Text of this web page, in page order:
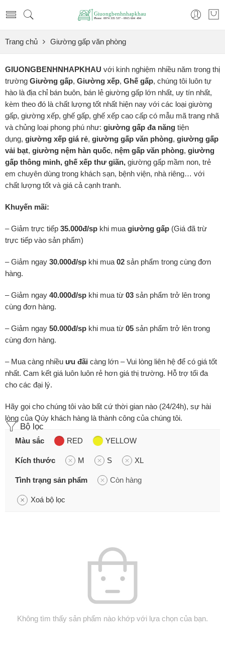
Trang chủ Giường gấp văn phòng
GIUONGBENHNHAPKHAU với kinh nghiệm nhiều năm trong thị
trường Giường gấp, Giường xếp, Ghế gấp, chúng tôi luôn tự
hào là địa chỉ bán buôn, bán lẻ giường gấp lớn nhất, uy tín nhất,
kèm theo đó là chất lượng tốt nhất hiện nay với các loại giường
gấp, giường xếp, ghế gấp, ghế xếp cao cấp có mẫu mã trang nhã
và chủng loại phong phú như: giường gấp đa năng tiện
dụng, giường xếp giá rẻ, giường gấp văn phòng, giường gấp
vải bạt, giường nệm hàn quốc, nệm gấp văn phòng, giường
gấp thông minh, ghế xếp thư giãn, giường gấp mầm non, trẻ
em chuyên dùng trong khách sạn, bệnh viện, nhà riêng… với
chất lượng tốt và giá cả cạnh tranh.
Khuyến mãi:
– Giảm trực tiếp 35.000đ/sp khi mua giường gấp (Giá đã trừ
trực tiếp vào sản phẩm)
– Giảm ngay 30.000đ/sp khi mua 02 sản phẩm trong cùng đơn
hàng.
– Giảm ngay 40.000đ/sp khi mua từ 03 sản phẩm trở lên trong
cùng đơn hàng.
– Giảm ngay 50.000đ/sp khi mua từ 05 sản phẩm trở lên trong
cùng đơn hàng.
– Mua càng nhiều ưu đãi càng lớn – Vui lòng liên hệ để có giá tốt
nhất. Cam kết giá luôn luôn rẻ hơn giá thị trường. Hỗ trợ tối đa
cho các đại lý.
Hãy gọi cho chúng tôi vào bất cứ thời gian nào (24/24h), sự hài
lòng của Qúy khách hàng là thành công của chúng tôi.
Bộ lọc
Màu sắc RED YELLOW
Kích thước M S XL
Tình trạng sản phẩm Còn hàng
Xoá bộ lọc
Không tìm thấy sản phẩm nào khớp với lựa chọn của bạn.